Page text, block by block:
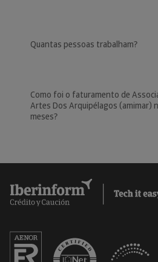
Quantas pessoas trabalham?
Como foi o faturamento de
Artes Dos Arquipélagos (amimar)
meses?